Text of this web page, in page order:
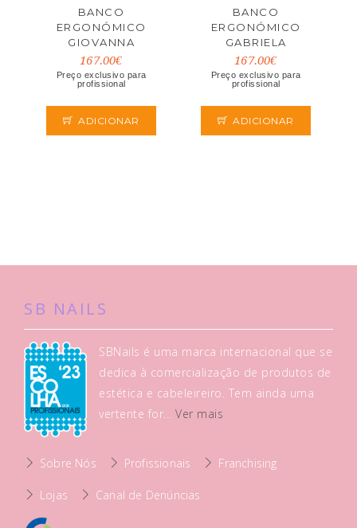
BANCO
ERGONÓMICO
GIOVANNA
167.00€
Preço exclusivo para
profissional
ADICIONAR
BANCO
ERGONÓMICO
GABRIELA
167.00€
Preço exclusivo para
profissional
ADICIONAR
SB NAILS
SBNails é uma marca internacional que se
dedica à comercialização de produtos de
estética e cabeleireiro. Tem ainda uma
vertente for...Ver mais
Sobre Nós Profissionais Franchising
Lojas Canal de Denúncias